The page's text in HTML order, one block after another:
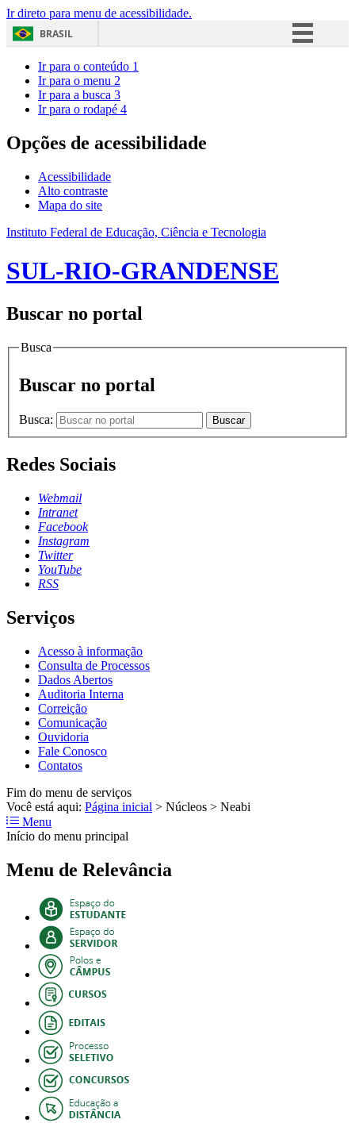
Ir direto para menu de acessibilidade.
BRASIL
Acesso à informação
Ir para o conteúdo 1
Ir para o menu 2
Ir para a busca 3
Ir para o rodapé 4
Opções de acessibilidade
Acessibilidade
Alto contraste
Mapa do site
Instituto Federal de Educação, Ciência e Tecnologia
SUL-RIO-GRANDENSE
Buscar no portal
Busca
Buscar no portal
Busca: Buscar
Redes Sociais
Webmail
Intranet
Facebook
Instagram
Twitter
YouTube
RSS
Serviços
Acesso à informação
Consulta de Processos
Dados Abertos
Auditoria Interna
Correição
Comunicação
Ouvidoria
Fale Conosco
Contatos
Fim do menu de serviços
Você está aqui: Página inicial > Núcleos > Neabi
Menu
Início do menu principal
Menu de Relevância